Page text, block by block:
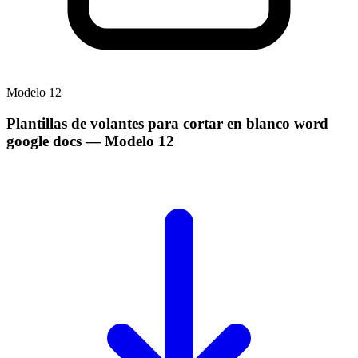
Modelo 12
Plantillas de volantes para cortar en blanco word
google docs— Modelo 12